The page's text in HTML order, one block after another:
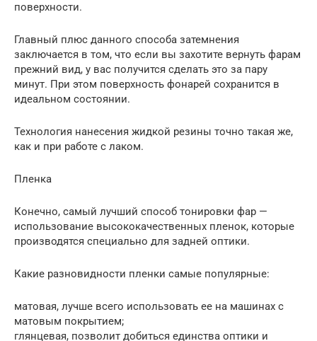
поверхности.
Главный плюс данного способа затемнения
заключается в том, что если вы захотите вернуть фарам
прежний вид, у вас получится сделать это за пару
минут. При этом поверхность фонарей сохранится в
идеальном состоянии.
Технология нанесения жидкой резины точно такая же,
как и при работе с лаком.
Пленка
Конечно, самый лучший способ тонировки фар —
использование высококачественных пленок, которые
производятся специально для задней оптики.
Какие разновидности пленки самые популярные:
матовая, лучше всего использовать ее на машинах с
матовым покрытием;
глянцевая, позволит добиться единства оптики и